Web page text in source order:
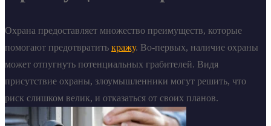
Охрана предоставляет множество преимуществ, которые
помогают предотвратить кражу. Во-первых, наличие охраны
может отпугнуть потенциальных грабителей. Видя
присутствие охраны, злоумышленники могут решить, что
риск слишком велик, и отказаться от своих планов.